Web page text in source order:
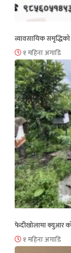
व्यावसायिक
१ महिना अगाडि
फेदीखोलामा क्युआर
१ महिना अगाडि